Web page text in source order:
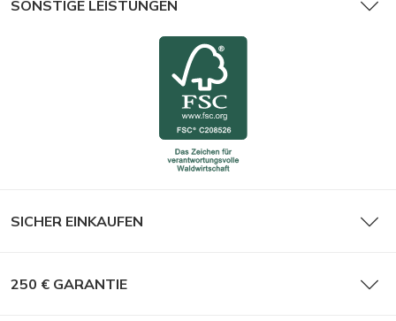
SONSTIGE LEISTUNGEN
SICHER EINKAUFEN
250 € GARANTIE